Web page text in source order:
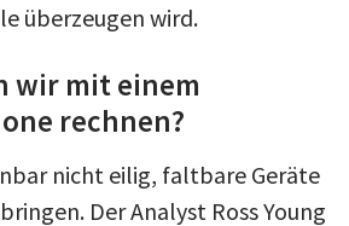
überzeugen wird.
wir mit einem
rechnen?
nicht eilig, faltbare Geräte
Der Analyst Ross Young